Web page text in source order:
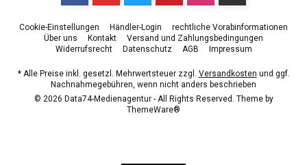
Cookie-Einstellungen Händler-Login
rechtliche Vorabinformationen
Über uns
Kontakt
Versand und Zahlungsbedingungen
Widerrufsrecht
Datenschutz AGB Impressum
* Alle Preise inkl. gesetzl. Mehrwertsteuer zzgl. Versandkosten und ggf.
Nachnahmegebühren, wenn nicht anders beschrieben
© 2026 Data74-Medienagentur - All Rights Reserved. Theme by
ThemeWare®